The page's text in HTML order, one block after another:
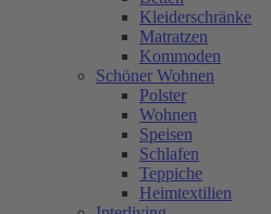
Kleiderschränke
Matratzen
Kommoden
Schöner Wohnen
Polster
Wohnen
Speisen
Schlafen
Teppiche
Heimtextilien